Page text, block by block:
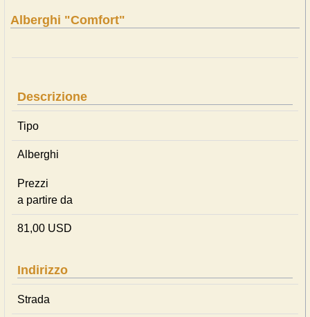
Alberghi "Comfort"
Descrizione
Tipo
Alberghi
Prezzi
a partire da
81,00 USD
Indirizzo
Strada